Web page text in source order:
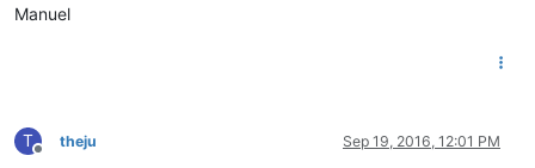
Manuel
T
Offline
theju Sep 19, 2016, 12:01 PM